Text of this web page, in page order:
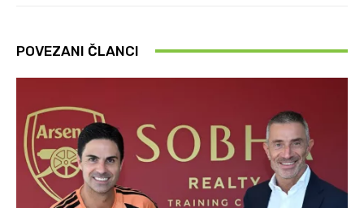
POVEZANI ČLANCI